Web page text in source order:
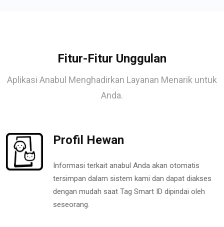
Fitur-Fitur Unggulan
Aplikasi Anabul Menghadirkan Layanan Menarik untuk
Anda.
Profil Hewan
Informasi terkait anabul Anda akan otomatis
tersimpan dalam sistem kami dan dapat diakses
dengan mudah saat Tag Smart ID dipindai oleh
seseorang.